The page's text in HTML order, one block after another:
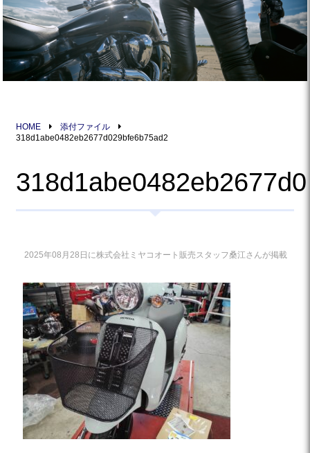
HOME
添付ファイル
318d1abe0482eb2677d029bfe6b75ad2
2025年08月28日に株式会社ミヤコオート販売スタッフ桑江さんが掲載